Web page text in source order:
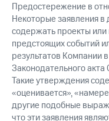
Предостережение в
Некоторые заявления
содержать проекты
предстоящих событий
результатов Компании
Законодательного
Такие утверждения
«оценивается»,
другие подобные
что эти заявления